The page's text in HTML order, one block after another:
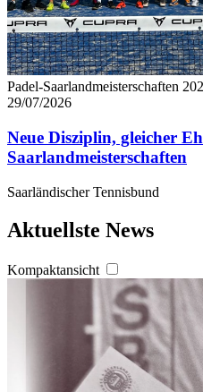
Padel-Saarlandmeisterschaften
29/07/2026
Neue Disziplin, gleicher
Saarlandmeisterschaften
Saarländischer Tennisbund
Aktuellste News
Kompaktansicht